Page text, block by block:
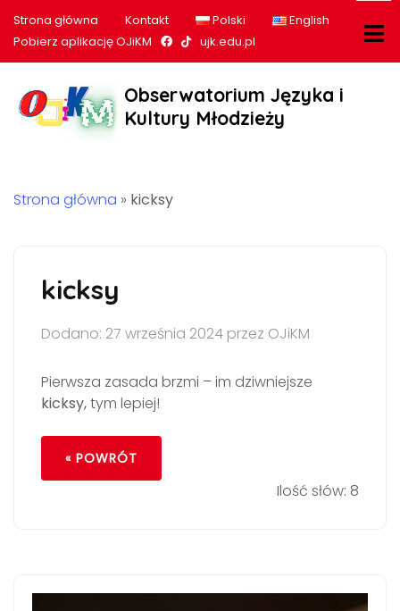
Strona główna Kontakt Polski
English
Pobierz aplikację OJiKM
Nasz profil na Facebook
Nasz profil na tiktok
ujk.edu.pl
Obserwatorium Języka i
Kultury Młodzieży
Strona główna » kicksy
kicksy
Dodano: 27 września 2024 przez OJiKM
Pierwsza zasada brzmi – im dziwniejsze
kicksy,tym lepiej!
« POWRÓT
Ilość słów: 8